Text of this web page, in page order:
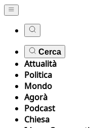
Cerca
Attualità
Politica
Mondo
Agorà
Podcast
Chiesa